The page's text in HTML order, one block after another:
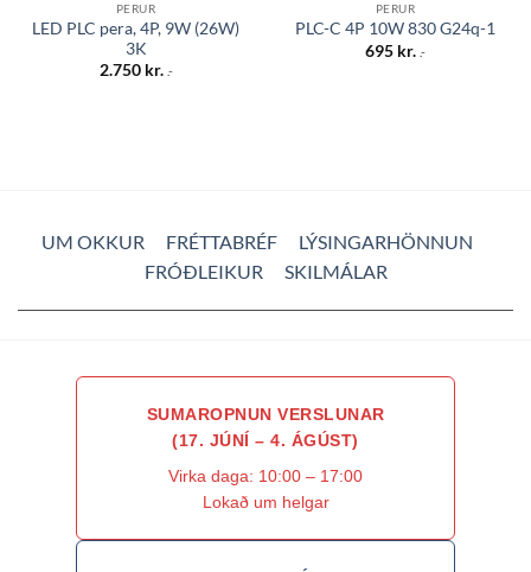
PERUR
LED PLC pera, 4P, 9W (26W)
3K
2.750 kr. .-
PERUR
PLC-C 4P 10W 830 G24q-1
695 kr. .-
UM OKKUR FRÉTTABRÉF
LÝSINGARHÖNNUN
FRÓÐLEIKUR
SKILMÁLAR
SUMAROPNUN VERSLUNAR
(17. JÚNÍ – 4. ÁGÚST)
Virka daga: 10:00 – 17:00
Lokað um helgar